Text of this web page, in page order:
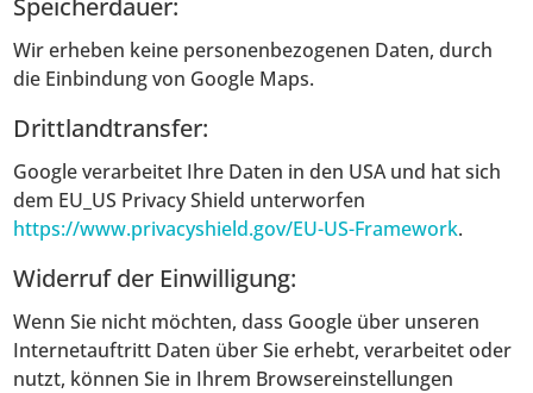
Speicherdauer:
Wir erheben keine personenbezogenen Daten, durch
die Einbindung von Google Maps.
Drittlandtransfer:
Google verarbeitet Ihre Daten in den USA und hat sich
dem EU_US Privacy Shield unterworfen
https://www.privacyshield.gov/EU-US-Framework.
Widerruf der Einwilligung:
Wenn Sie nicht möchten, dass Google über unseren
Internetauftritt Daten über Sie erhebt, verarbeitet oder
nutzt, können Sie in Ihrem Browsereinstellungen